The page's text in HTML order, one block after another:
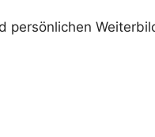
persönlichen